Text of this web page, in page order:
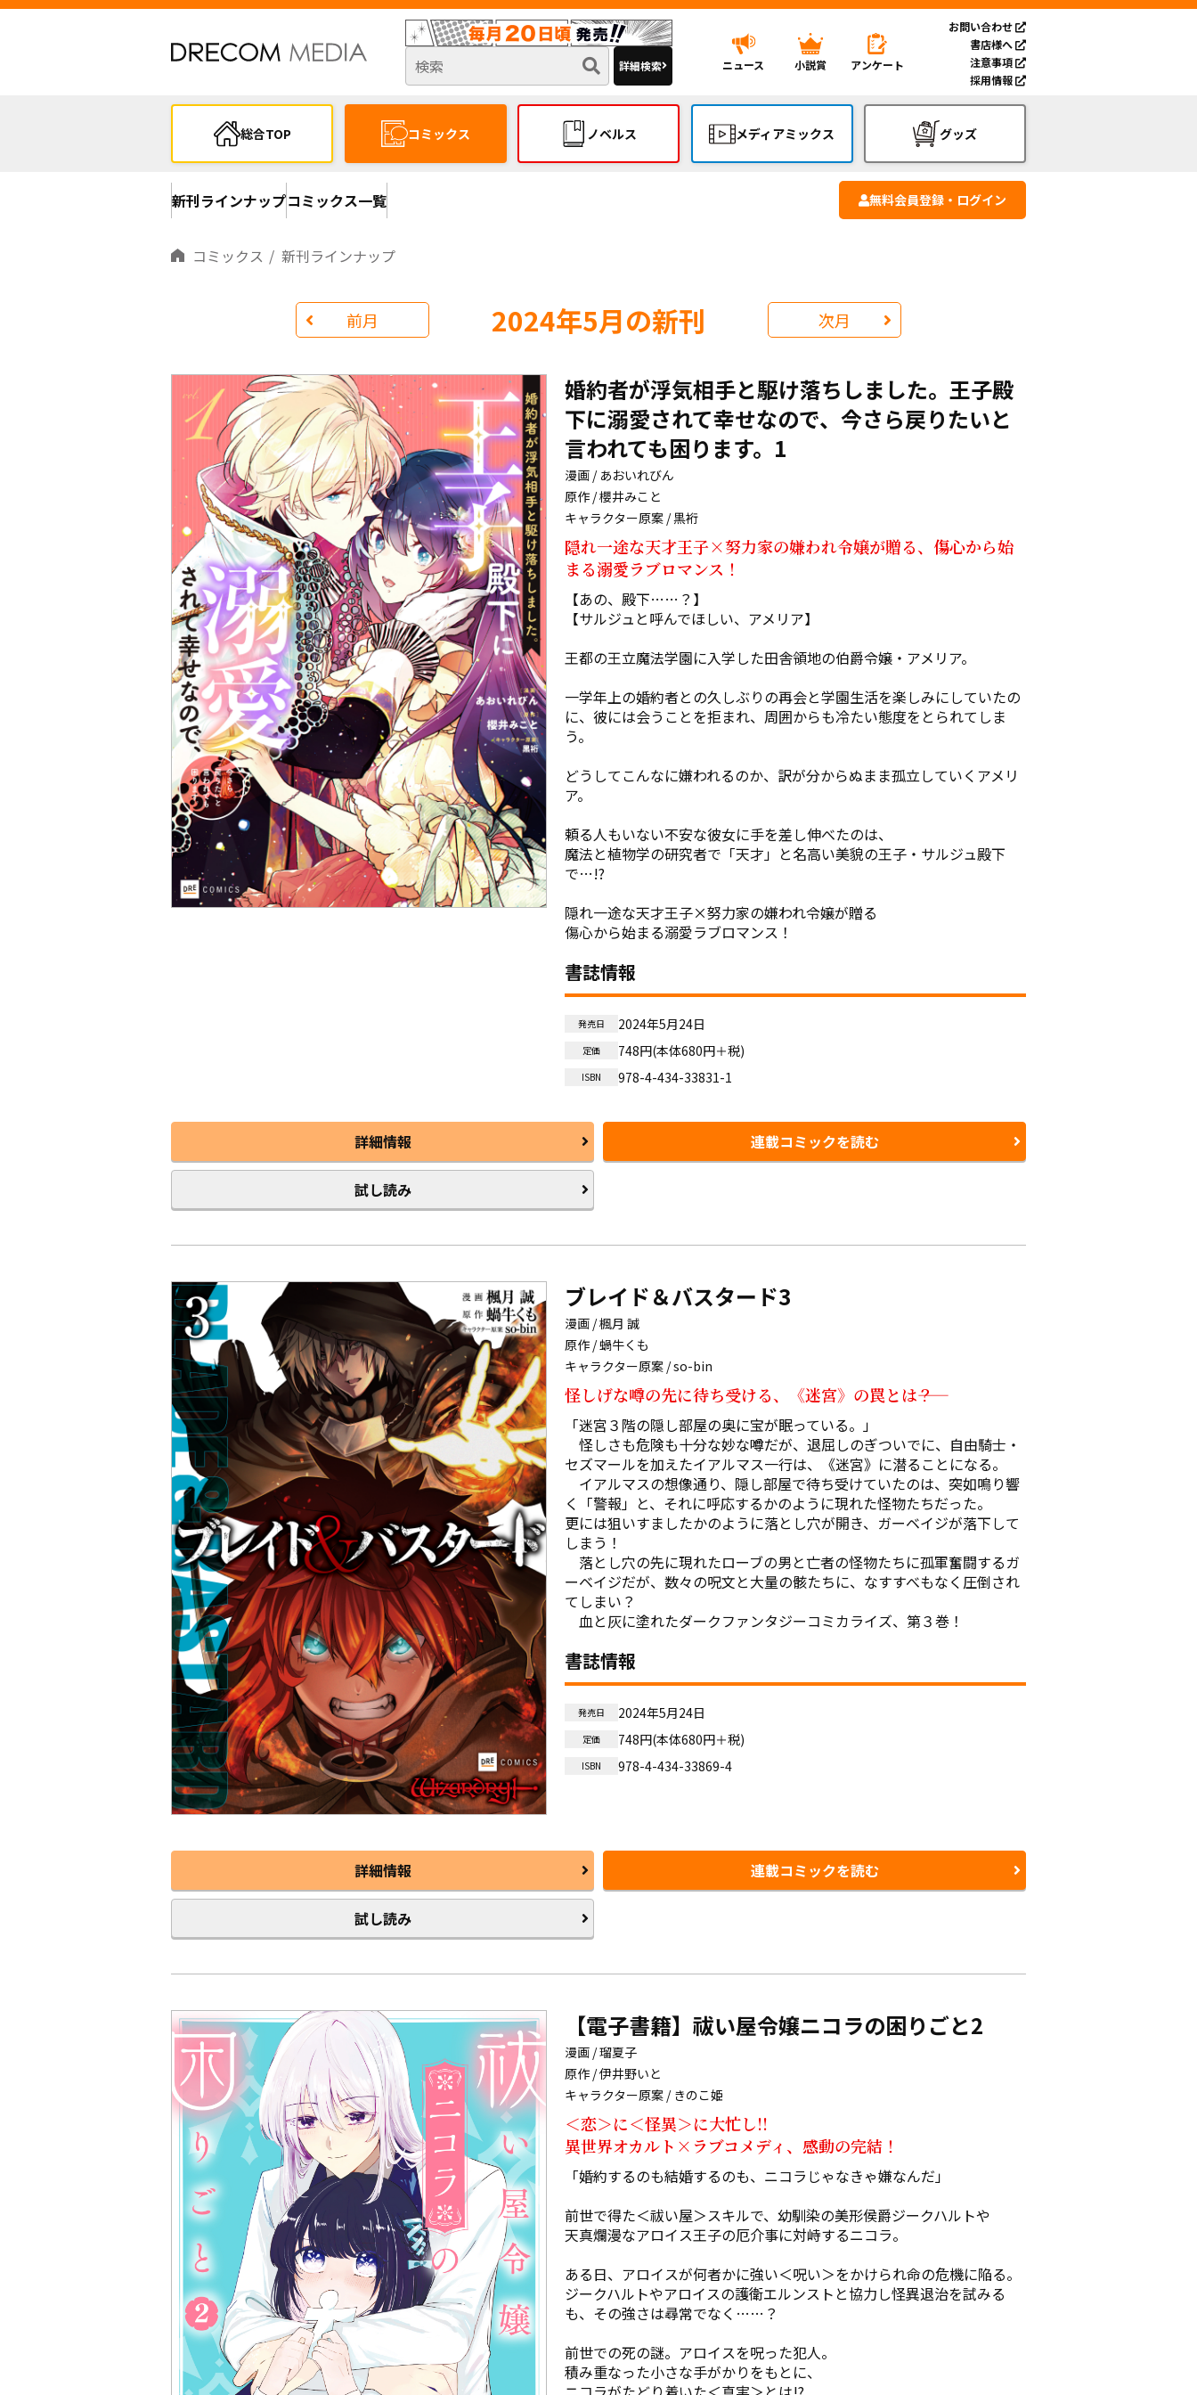
詳細検索 ニュース 小説賞 アンケート
お問い合わせ
書店様へ
注意事項
採用情報
総合TOP コミックス ノベルス メディアミックス グッズ
新刊ラインナップコミックス一覧 無料会員登録・ログイン
コミックス 新刊ラインナップ
前月 2024年5月の新刊 次月
婚約者が浮気相手と駆け落ちしました。王子殿
下に溺愛されて幸せなので、今さら戻りたいと
言われても困ります。1
漫画 / あおいれびん
原作 / 櫻井みこと
キャラクター原案 / 黒裄
隠れ一途な天才王子×努力家の嫌われ令嬢が贈る、傷心から始
まる溺愛ラブロマンス！
【あの、殿下……？】
【サルジュと呼んでほしい、アメリア】
王都の王立魔法学園に入学した田舎領地の伯爵令嬢・アメリア。
一学年上の婚約者との久しぶりの再会と学園生活を楽しみにしていたの
に、彼には会うことを拒まれ、周囲からも冷たい態度をとられてしま
う。
どうしてこんなに嫌われるのか、訳が分からぬまま孤立していくアメリ
ア。
頼る人もいない不安な彼女に手を差し伸べたのは、
魔法と植物学の研究者で「天才」と名高い美貌の王子・サルジュ殿下
で…!?
隠れ一途な天才王子×努力家の嫌われ令嬢が贈る
傷心から始まる溺愛ラブロマンス！
書誌情報
発売日 2024年5月24日
定価 748円(本体680円＋税)
ISBN 978-4-434-33831-1
詳細情報 連載コミックを読む
試し読み
ブレイド＆バスタード3
漫画 / 楓月 誠
原作 / 蝸牛くも
キャラクター原案 / so-bin
怪しげな噂の先に待ち受ける、《迷宮》の罠とは――？
「迷宮３階の隠し部屋の奥に宝が眠っている。」
怪しさも危険も十分な妙な噂だが、退屈しのぎついでに、自由騎士・
セズマールを加えたイアルマス一行は、《迷宮》に潜ることになる。
イアルマスの想像通り、隠し部屋で待ち受けていたのは、突如鳴り響
く「警報」と、それに呼応するかのように現れた怪物たちだった。
更には狙いすましたかのように落とし穴が開き、ガーベイジが落下して
しまう！
落とし穴の先に現れたローブの男と亡者の怪物たちに孤軍奮闘するガ
ーベイジだが、数々の呪文と大量の骸たちに、なすすべもなく圧倒され
てしまい――？
血と灰に塗れたダークファンタジーコミカライズ、第３巻！
書誌情報
発売日 2024年5月24日
定価 748円(本体680円＋税)
ISBN 978-4-434-33869-4
詳細情報 連載コミックを読む
試し読み
【電子書籍】祓い屋令嬢ニコラの困りごと2
漫画 / 瑠夏子
原作 / 伊井野いと
キャラクター原案 / きのこ姫
＜恋＞に＜怪異＞に大忙し!!
異世界オカルト×ラブコメディ、感動の完結！
「婚約するのも結婚するのも、ニコラじゃなきゃ嫌なんだ」
前世で得た＜祓い屋＞スキルで、幼馴染の美形侯爵ジークハルトや
天真爛漫なアロイス王子の厄介事に対峙するニコラ。
ある日、アロイスが何者かに強い＜呪い＞をかけられ命の危機に陥る。
ジークハルトやアロイスの護衛エルンストと協力し怪異退治を試みる
も、その強さは尋常でなく……？
前世での死の謎。アロイスを呪った犯人。
積み重なった小さな手がかりをもとに、